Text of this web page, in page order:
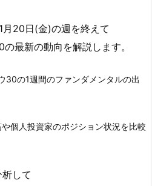
月20日(金)の週を終えて
最新の動向を解説します。
30の1週間のファンダメンタルの出
個人投資家のポジション状況を比較
して